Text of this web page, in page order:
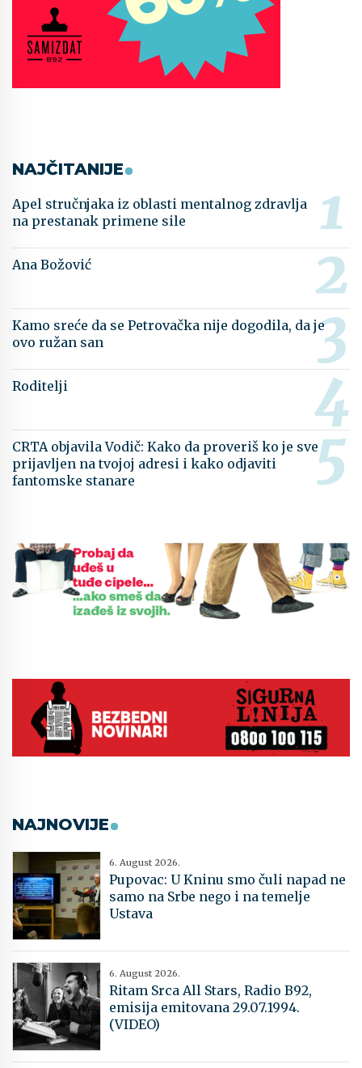
NAJČITANIJE
Apel stručnjaka iz oblasti mentalnog zdravlja
na prestanak primene sile
Ana Božović
Kamo sreće da se Petrovačka nije dogodila, da je
ovo ružan san
Roditelji
CRTA objavila Vodič: Kako da proveriš ko je sve
prijavljen na tvojoj adresi i kako odjaviti
fantomske stanare
NAJNOVIJE
6. August 2026.
Pupovac: U Kninu smo čuli napad ne
samo na Srbe nego i na temelje
Ustava
6. August 2026.
Ritam Srca All Stars, Radio B92,
emisija emitovana 29.07.1994.
(VIDEO)